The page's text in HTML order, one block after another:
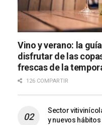
Vino y verano: la
disfrutar de las
frescas de la
126 COMPARTIR
Sector
y nuevos